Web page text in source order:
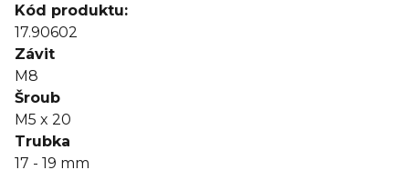
Kód produktu:
17.90602
Závit
M8
Šroub
M5 x 20
Trubka
17 - 19 mm